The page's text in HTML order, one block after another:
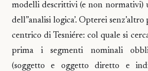
modelli descrittivi (e non normativi)
dell”analisi logica’. Opterei
centrico di Tesniére: col quale si
prima i segmenti nominali
(soggetto e oggetto diretto e